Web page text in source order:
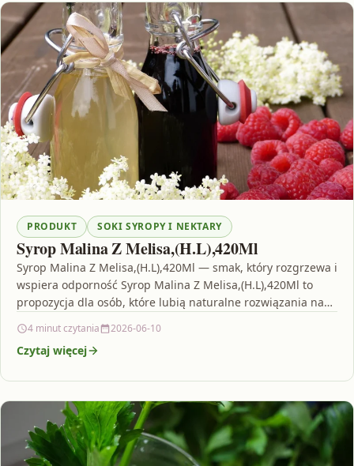
PRODUKT SOKI SYROPY I NEKTARY
Syrop Malina Z Melisa,(H.L),420Ml
Syrop Malina Z Melisa,(H.L),420Ml — smak, który rozgrzewa i
wspiera odporność Syrop Malina Z Melisa,(H.L),420Ml to
propozycja dla osób, które lubią naturalne rozwiązania na…
4 minut czytania 2026-06-10
Czytaj więcej